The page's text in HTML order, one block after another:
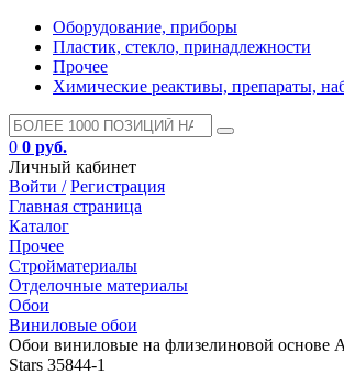
Оборудование, приборы
Пластик, стекло, принадлежности
Прочее
Химические реактивы, препараты,
0 0 руб.
Личный кабинет
Войти / Регистрация
Главная страница
Каталог
Прочее
Стройматериалы
Отделочные материалы
Обои
Виниловые обои
Обои виниловые на флизелиновой основе
Stars 35844-1